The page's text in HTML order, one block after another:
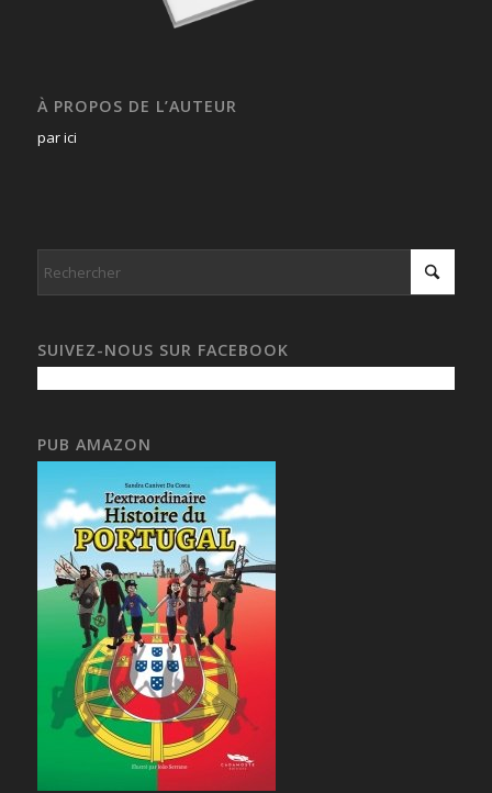
À PROPOS DE L’AUTEUR
par ici
SUIVEZ-NOUS SUR FACEBOOK
PUB AMAZON